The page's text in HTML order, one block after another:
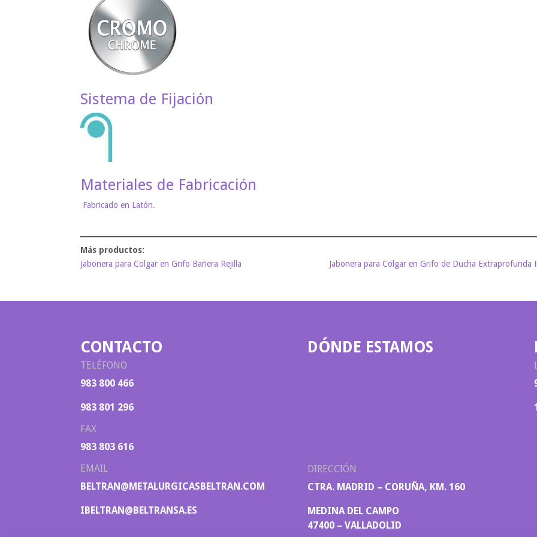
Sistema de Fijación
Materiales de Fabricación
Fabricado en Latón.
Jabonera para Colgar en Grifo Bañera Rejilla Jabonera para Colgar en Grifo de Ducha Extraprofunda
CONTACTO
TELÉFONO
983 800 466
983 801 296
FAX
983 803 616
EMAIL
BELTRAN@METALURGICASBELTRAN.COM
IBELTRAN@BELTRANSA.ES
DÓNDE ESTAMOS
DIRECCIÓN
CTRA. MADRID – CORUÑA, KM. 160
MEDINA DEL CAMPO
47400 – VALLADOLID